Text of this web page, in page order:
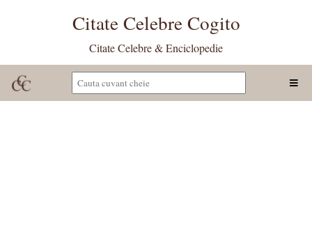
Citate Celebre Cogito
Citate Celebre & Enciclopedie